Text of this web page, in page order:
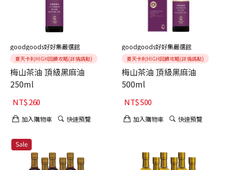
goodgoods好好集嚴選館
夏天卡利HIGH回饋攻略(詳情請點)
梅山茶油 頂級黑麻油
250ml
NT$260
加入購物車 快速預覽
goodgoods好好集嚴選館
夏天卡利HIGH回饋攻略(詳情請點)
梅山茶油 頂級黑麻油
500ml
NT$500
加入購物車 快速預覽